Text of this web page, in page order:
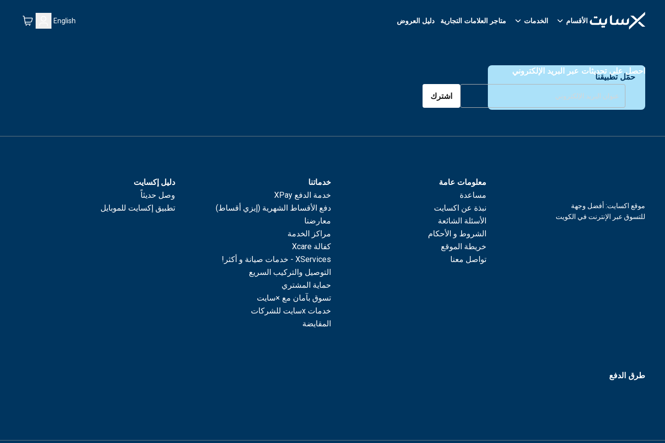
الأقسام الخدمات متاجر العلامات التجارية دليل العروض English
حمّل تطبيقنا
احصل على تحديثات عبر البريد الإلكتروني
اشترك
معلومات عامة
مساعدة
نبذة عن اكسايت
الأسئلة الشائعة
الشروط و الأحكام
خريطة الموقع
تواصل معنا
خدماتنا
خدمة الدفع XPay
دفع الأقساط الشهرية (إيزي أقساط)
معارضنا
مراكز الخدمة
كفالة Xcare
XServices - خدمات صيانة و أكثر!
التوصيل والتركيب السريع
حماية المشتري
تسوق بآمان مع ×سايت
خدمات xسايت للشركات
المقايضة
دليل إكسايت
وصل حديثاً
تطبيق إكسايت للموبايل
موقع اكسايت: أفضل وجهة
للتسوق عبر الإنترنت في الكويت
طرق الدفع